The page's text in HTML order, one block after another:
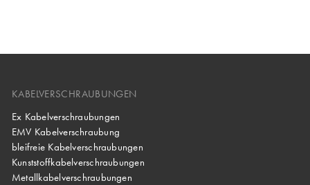
KABELVERSCHRAUBUNGEN
Ex Kabelverschraubungen
EMV Kabelverschraubung
bleifreie Kabelverschraubungen
Kunststoffkabelverschraubungen
Metallkabelverschraubungen